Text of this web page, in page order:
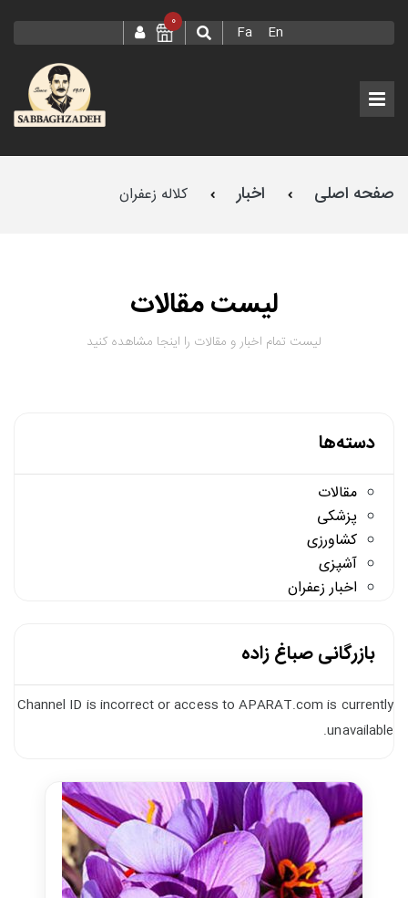
Fa En
0
صفحه اصلی اخبار کلاله زعفران
لیست مقالات
لیست تمام اخبار و مقالات را اینجا مشاهده کنید
دسته‌ها
مقالات
پزشکی
کشاورزی
آشپزی
اخبار زعفران
بازرگانی صباغ زاده
Channel ID is incorrect or access to APARAT.com is currently
unavailable.